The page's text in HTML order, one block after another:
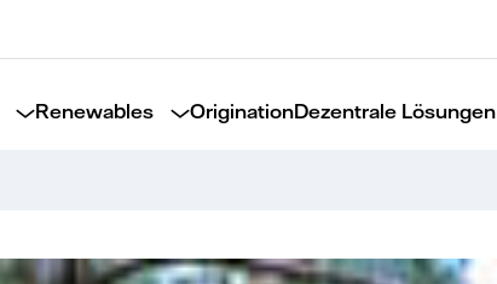
Renewables OriginationDezentrale Lösungen